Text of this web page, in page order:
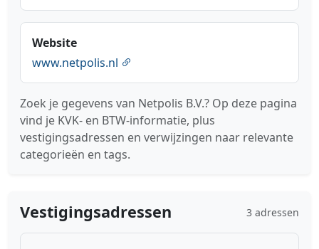
Website
www.netpolis.nl
Zoek je gegevens van Netpolis B.V.? Op deze pagina
vind je KVK- en BTW-informatie, plus
vestigingsadressen en verwijzingen naar relevante
categorieën en tags.
Vestigingsadressen 3 adressen